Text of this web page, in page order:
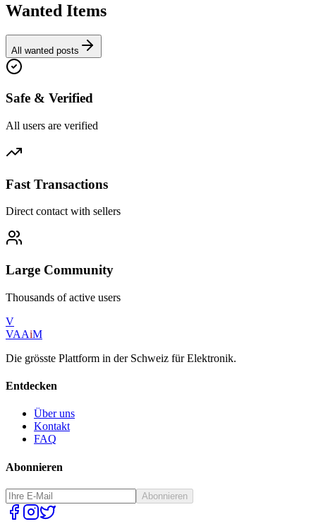
Wanted Items
All wanted posts
Safe & Verified
All users are verified
Fast Transactions
Direct contact with sellers
Large Community
Thousands of active users
V
VAAiM
Die grösste Plattform in der Schweiz für Elektronik.
Entdecken
Über uns
Kontakt
FAQ
Abonnieren
Abonnieren